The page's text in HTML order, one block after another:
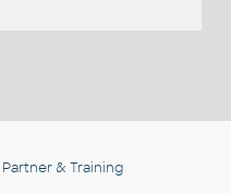
& Training